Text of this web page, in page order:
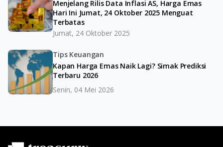
Menjelang Rilis Data Inflasi AS, Harga Emas
Hari Ini Jumat, 24 Oktober 2025 Menguat
Terbatas
Jumat, 24 Oktober 2025
Tips Keuangan
Kapan Harga Emas Naik Lagi? Simak Prediksi
Terbaru 2026
Senin, 04 Mei 2026